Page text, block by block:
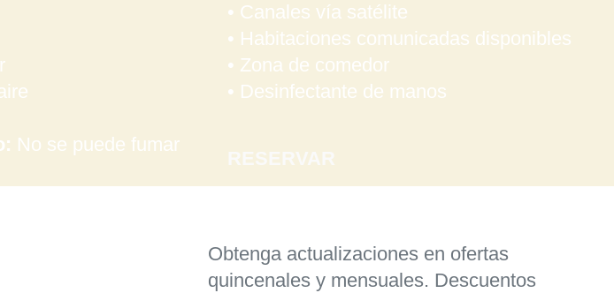
No se puede fumar
• Canales vía satélite
• Habitaciones comunicadas disponibles
• Zona de comedor
• Desinfectante de manos
RESERVAR
Obtenga actualizaciones en ofertas
quincenales y mensuales. Descuentos